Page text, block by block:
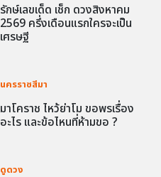
รักษ์เลขเด็ด เช็ก ดวงสิงหาคม
2569 ครึ่งเดือนแรกใครจะเป็น
เศรษฐี
นครราชสีมา
มาโคราช ไหว้ย่าโม ขอพรเรื่อง
อะไร และข้อไหนที่ห้ามขอ ?
ดูดวง